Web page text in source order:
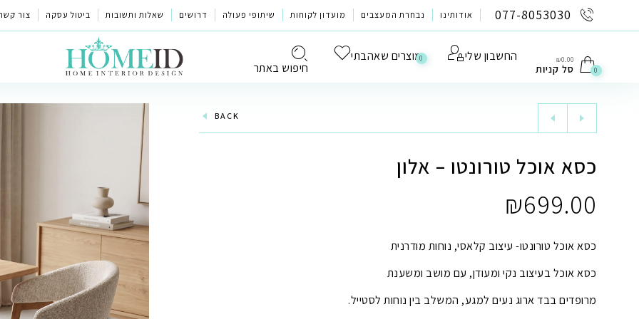
077-8053030 אודותינו נבחרת המעצבים מועדון לקוחות שיתופי פעולה דרושים שאלות ותשובות ביטול עסקה צור
חיפוש באתר
0מוצרים שאהבתי החשבון שלי ₪0.00
סל קניות 0
BACK
כסא אוכל טורונטו – אלון
₪699.00
כסא אוכל טורונטו- עיצוב קלאסי, נוחות מודרנית
כסא אוכל בעיצוב נקי ומעודן, עם מושב ומשענת
מרופדים בבד ארוג נעים למגע, המשלב בין נוחות לסטייל.